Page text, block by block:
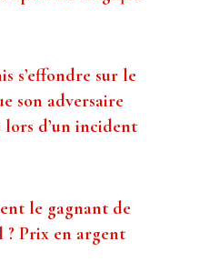
s’effondre sur le
son adversaire
d’un incident
le gagnant de
? Prix ​​en argent